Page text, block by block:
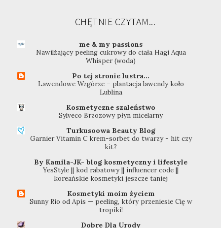
CHĘTNIE CZYTAM...
me & my passions
Nawilżający peeling cukrowy do ciała Hagi Aqua
Whisper (woda)
Po tej stronie lustra...
Lawendowe Wzgórze – plantacja lawendy koło
Lublina
Kosmetyczne szaleństwo
Sylveco Brzozowy płyn micelarny
Turkusoowa Beauty Blog
Garnier Vitamin C krem-sorbet do twarzy - hit czy
kit?
By Kamila-JK- blog kosmetyczny i lifestyle
YesStyle || kod rabatowy || influencer code ||
koreańskie kosmetyki jeszcze taniej
Kosmetyki moim życiem
Sunny Rio od Apis — peeling, który przeniesie Cię w
tropiki!
Dobre Dla Urody